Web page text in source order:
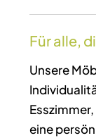
Für alle,
Unsere
eine